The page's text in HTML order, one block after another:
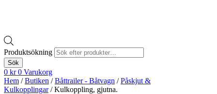
Produktsökning
Sök
0 kr 0 Varukorg
Hem /Butiken /Båttrailer - Båtvagn /Påskjut &
Kulkopplingar/ Kulkoppling, gjutna.